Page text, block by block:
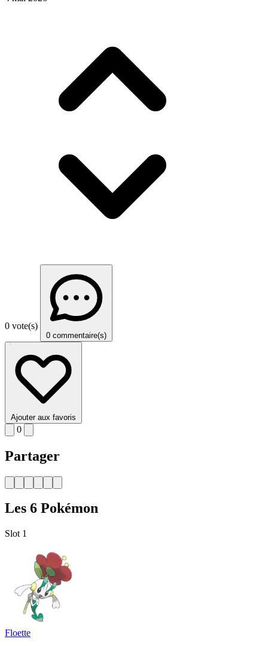
0 vote(s)
0 commentaire(s)
Ajouter aux favoris
0
Partager
Les 6 Pokémon
Slot 1
Floette